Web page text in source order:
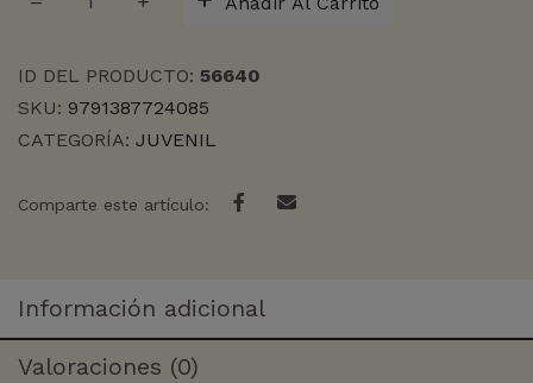
OF
ID DEL PRODUCTO: 56640
SKU: 9791387724085
CATEGORÍA: JUVENIL
Comparte este artículo:
Información adicional
Valoraciones (0)